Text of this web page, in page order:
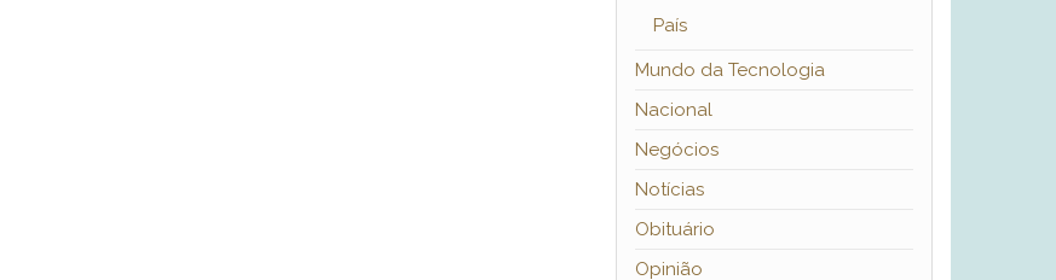
País
Mundo da Tecnologia
Nacional
Negócios
Notícias
Obituário
Opinião